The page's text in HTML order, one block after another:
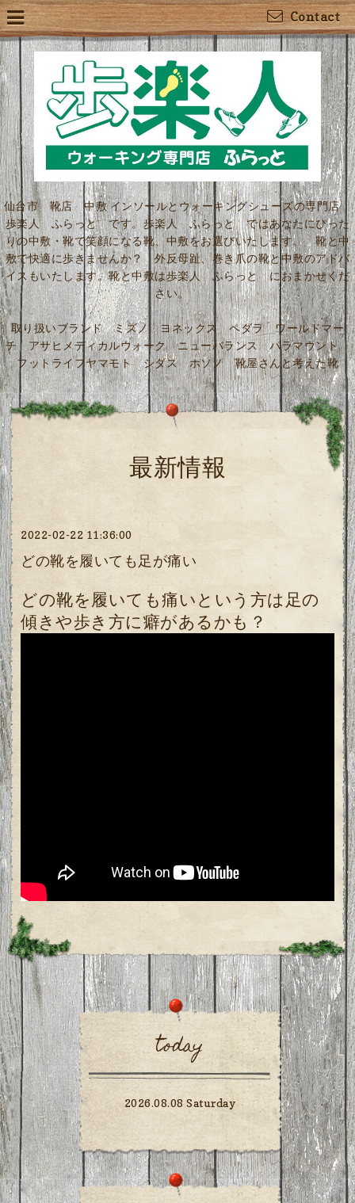
Contact
仙台市 靴店 中敷 インソールとウォーキングシューズの専門店
歩楽人 ふらっと です。歩楽人 ふらっと ではあなたにぴった
りの中敷・靴で笑顔になる靴、中敷をお選びいたします。 靴と中
敷で快適に歩きませんか？ 外反母趾、巻き爪の靴と中敷のアドバ
イスもいたします。靴と中敷は歩楽人 ふらっと におまかせくだ
さい。
取り扱いブランド ミズノ ヨネックス ペダラ ワールドマー
チ アサヒメディカルウォーク ニューバランス パラマウント
フットライフヤマモト シダス ホソノ 靴屋さんと考えた靴
最新情報
2022-02-22 11:36:00
どの靴を履いても足が痛い
どの靴を履いても痛いという方は足の
傾きや歩き方に癖があるかも？
today
2026.08.08 Saturday